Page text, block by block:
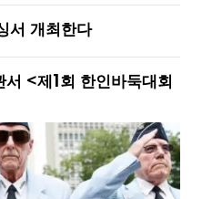
서 개최한다
<제1회 한인바둑대회